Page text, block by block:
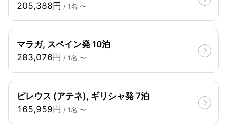
205,388円 / 1名 〜
マラガ, スペイン発 10泊
283,076円 / 1名 〜
ピレウス (アテネ), ギリシャ発 7泊
165,959円 / 1名 〜